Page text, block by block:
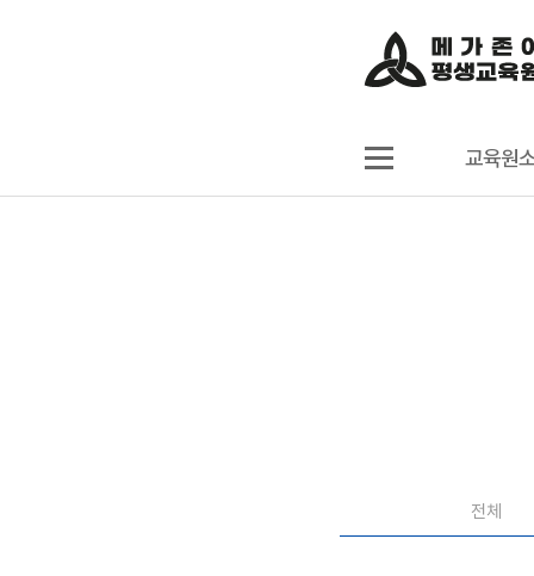
교육원
전체